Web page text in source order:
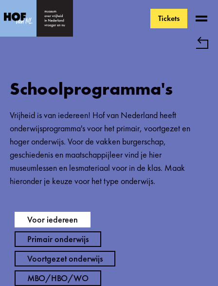
Tickets
Schoolprogramma's
Vrijheid is van iedereen! Hof van Nederland heeft
onderwijsprogramma's voor het primair, voortgezet en
hoger onderwijs. Voor de vakken burgerschap,
geschiedenis en maatschappijleer vind je hier
museumlessen en lesmateriaal voor in de klas. Maak
hieronder je keuze voor het type onderwijs.
Voor iedereen
Primair onderwijs
Voortgezet onderwijs
MBO/HBO/WO